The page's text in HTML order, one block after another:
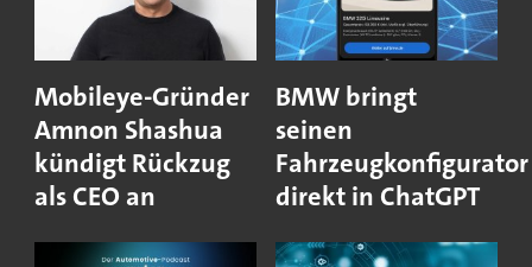
Mobileye-Gründer
Amnon Shashua
kündigt Rückzug
als CEO an
BMW bringt
seinen
Fahrzeugkonfigurator
direkt in ChatGPT